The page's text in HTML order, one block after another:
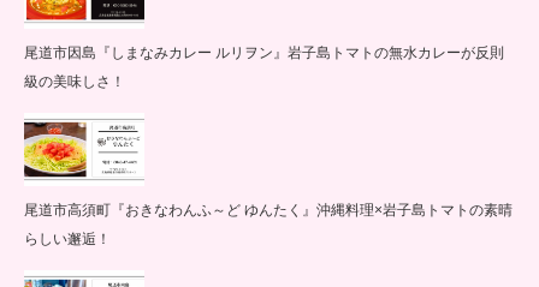
尾道市因島『しまなみカレー ルリヲン』岩子島トマトの無水カレーが反則
級の美味しさ！
尾道市高須町『おきなわんふ～ど ゆんたく』沖縄料理×岩子島トマトの素晴
らしい邂逅！